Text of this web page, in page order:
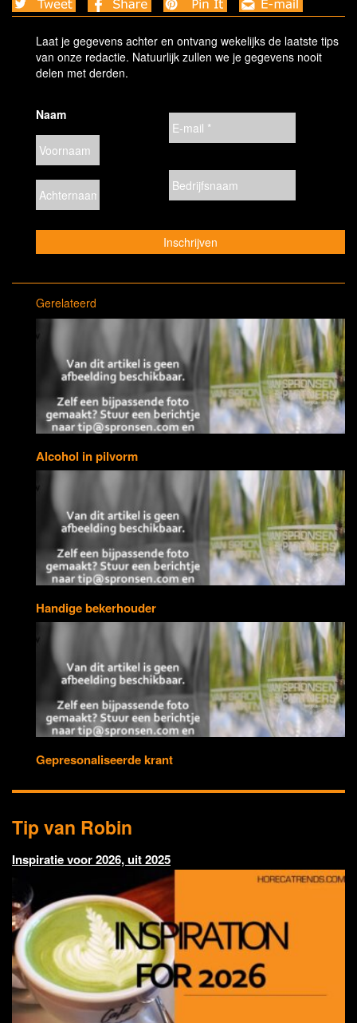
Laat je gegevens achter en ontvang wekelijks de laatste tips
van onze redactie. Natuurlijk zullen we je gegevens nooit
delen met derden.
Naam
Gerelateerd
Alcohol in pilvorm
Handige bekerhouder
Gepresonaliseerde krant
Tip van Robin
Inspiratie voor 2026, uit 2025